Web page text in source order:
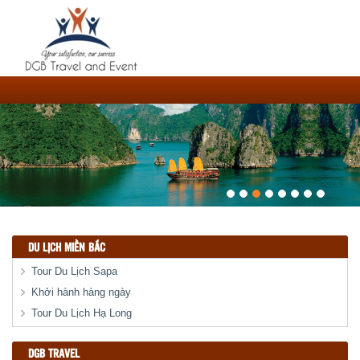
DU LỊCH MIỀN BẮC
Tour Du Lịch Sapa
Khởi hành hàng ngày
Tour Du Lịch Hạ Long
DGB TRAVEL